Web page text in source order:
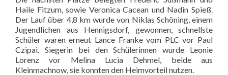
Haile Fitzum, sowie Veronica Cacean und Nadin Spieß.
Der Lauf über 4,8 km wurde von Niklas Schöning, einem
Jugendlichen aus Hennigsdorf, gewonnen, schnellste
Schüler waren erneut Lance Franke vom PLC vor Paul
Czipai. Siegerin bei den Schülerinnen wurde Leonie
Lorenz vor Melina Lucia Dehmel, beide aus
Kleinmachnow, sie konnten den Heimvorteil nutzen.